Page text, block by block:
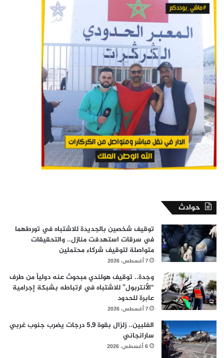
حوادث
توقيف شخصين بالجديدة للاشتباه في تورطهما
في سرقات استهدفت منازل.. والتحقيقات
متواصلة لتوقيف شركاء محتملين
7 أغسطس، 2026
وجدة.. توقيف هولندي مبحوث عنه دولياً من طرف
“الأنتربول” للاشتباه في ارتباطه بشبكة إجرامية
عابرة للحدود
7 أغسطس، 2026
الفلبين.. زلزال بقوة 5,9 درجات يضرب جنوب غربي
سارانجاني
6 أغسطس، 2026